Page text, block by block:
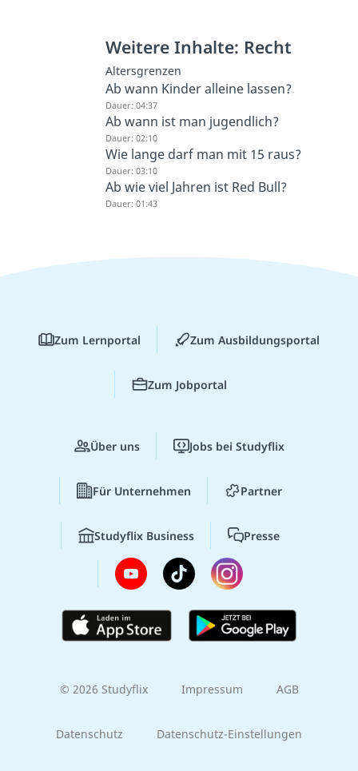
Weitere Inhalte: Recht
Altersgrenzen
Ab wann Kinder alleine lassen?
Wie lange darf man mit 15 raus?
Zum Lernportal Zum Ausbildungsportal
Zum Jobportal
Über uns Jobs bei Studyflix
Studyflix Business Presse